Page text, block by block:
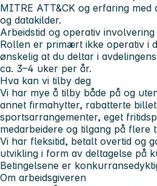
MITRE ATT&CK og erfaring med
og datakilder.
Arbeidstid og operativ involvering
Rollen er primært ikke operativ i
ønskelig at du deltar i
ca. 3–4 uker per år.
Hva kan vi tilby deg
Vi har mye å tilby både på og
annet firmahytter, rabatterte
sportsarrangementer, eget
medarbeidere og tilgang på flere
Vi har fleksitid, betalt overtid og
utvikling i form av deltagelse på
Betingelsene er
Om arbeidsgiveren